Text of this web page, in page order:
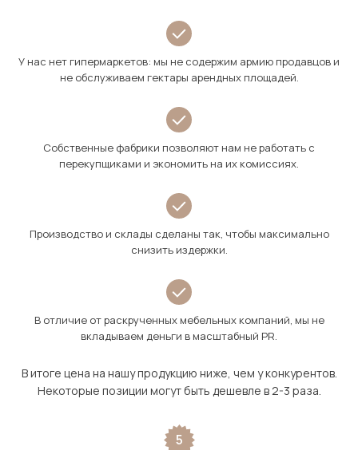
У нас нет гипермаркетов: мы не содержим армию продавцов и
не обслуживаем гектары арендных площадей.
Собственные фабрики позволяют нам не работать с
перекупщиками и экономить на их комиссиях.
Производство и склады сделаны так, чтобы максимально
снизить издержки.
В отличие от раскрученных мебельных компаний, мы не
вкладываем деньги в масштабный PR.
В итоге цена на нашу продукцию ниже, чем у конкурентов.
Некоторые позиции могут быть дешевле в 2-3 раза.
5